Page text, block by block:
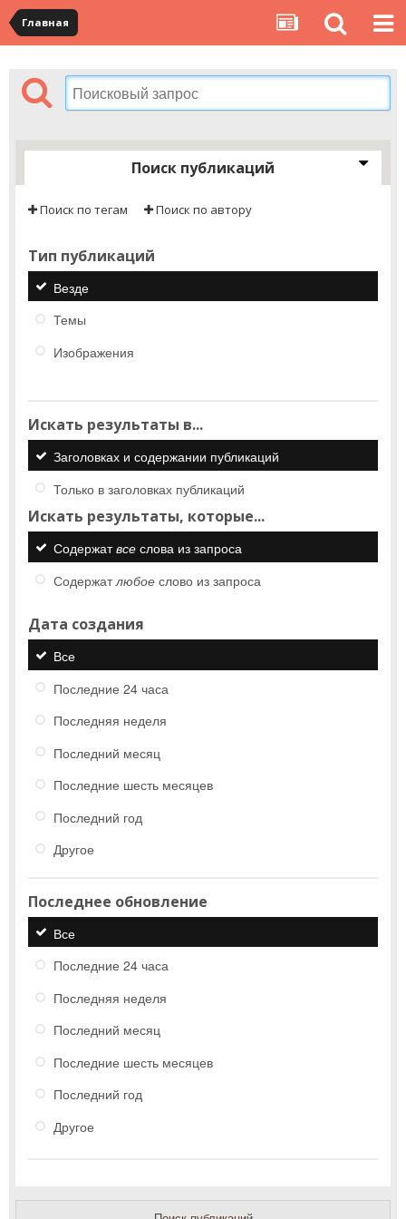
Главная
Поиск публикаций
Поиск по тегам Поиск по автору
Тип публикаций
Везде
Темы
Изображения
Искать результаты в...
Заголовках и содержании публикаций
Только в заголовках публикаций
Искать результаты, которые...
Содержатвсе слова из запроса
Содержатлюбое слово из запроса
Дата создания
Все
Последние 24 часа
Последняя неделя
Последний месяц
Последние шесть месяцев
Последний год
Другое
Последнее обновление
Все
Последние 24 часа
Последняя неделя
Последний месяц
Последние шесть месяцев
Последний год
Другое